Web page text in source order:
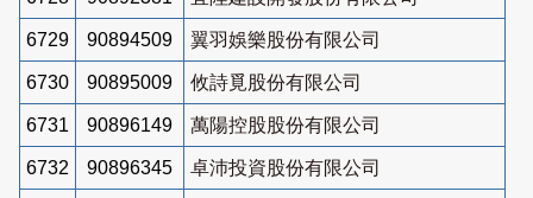
6729 90894509 翼羽娛樂股份有限公司
6730 90895009 攸詩覓股份有限公司
6731 90896149 萬陽控股股份有限公司
6732 90896345 卓沛投資股份有限公司